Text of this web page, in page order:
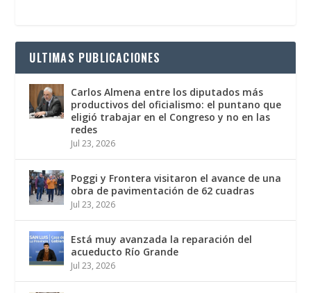
ULTIMAS PUBLICACIONES
Carlos Almena entre los diputados más
productivos del oficialismo: el puntano que
eligió trabajar en el Congreso y no en las
redes
Jul 23, 2026
Poggi y Frontera visitaron el avance de una
obra de pavimentación de 62 cuadras
Jul 23, 2026
Está muy avanzada la reparación del
acueducto Río Grande
Jul 23, 2026